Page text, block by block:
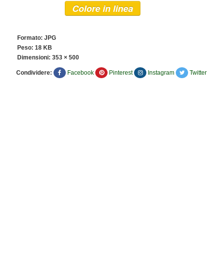
Colore in linea
Formato: JPG
Peso: 18 KB
Dimensioni: 353 × 500
Condividere: Facebook Pinterest Instagram Twitter